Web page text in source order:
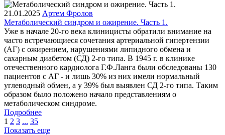
21.01.2025 Артем Фролов
Метаболический синдром и ожирение. Часть 1.
Уже в начале 20-го века клиницисты обратили внимание на
часто встречающиеся сочетания артериальной гипертензии
(АГ) с ожирением, нарушениями липидного обмена и
сахарным диабетом (СД) 2-го типа. В 1945 г. в клинике
отечественного кардиолога Г.Ф.Ланга были обследованы 130
пациентов с АГ - и лишь 30% из них имели нормальный
углеводный обмен, а у 39% был выявлен СД 2-го типа. Таким
образом было положено начало представлениям о
метаболическом синдроме.
Подробнее
1 2 3 ... 35
Показать еще